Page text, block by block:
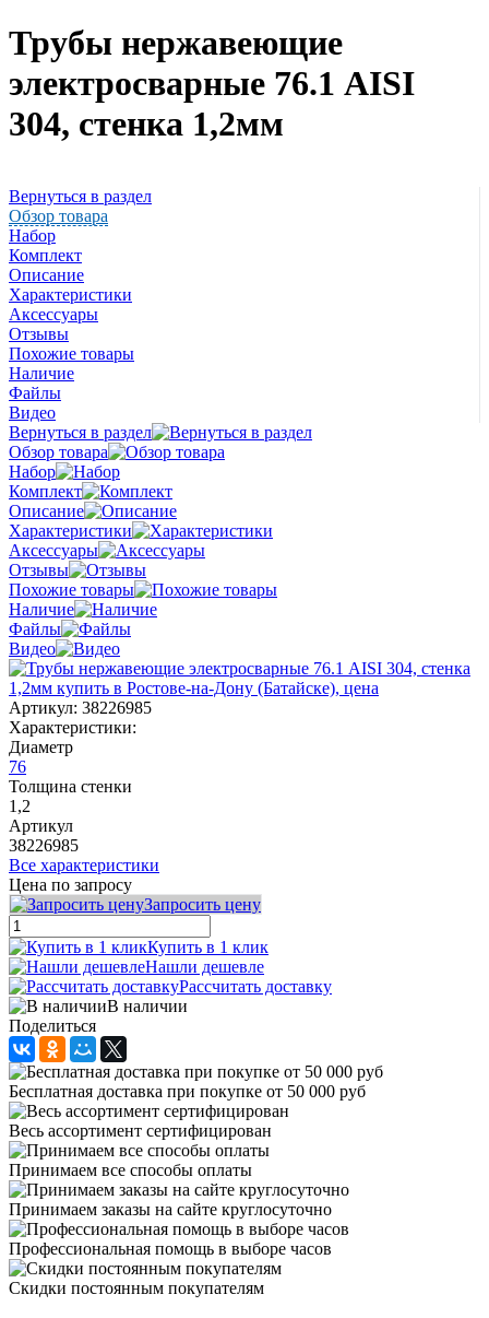
Трубы нержавеющие
электросварные 76.1 AISI
304, стенка 1,2мм
Вернуться в раздел
Обзор товара
Набор
Комплект
Описание
Характеристики
Аксессуары
Отзывы
Похожие товары
Наличие
Файлы
Видео
Вернуться в раздел
Обзор товара
Набор
Комплект
Описание
Характеристики
Аксессуары
Отзывы
Похожие товары
Наличие
Файлы
Видео
Артикул: 38226985
Характеристики:
Диаметр
76
Толщина стенки
1,2
Артикул
38226985
Все характеристики
Цена по запросу
Запросить цену
Купить в 1 клик
Нашли дешевле
Рассчитать доставку
В наличии
Поделиться
Бесплатная доставка при покупке от 50 000 руб
Весь ассортимент сертифицирован
Принимаем все способы оплаты
Принимаем заказы на сайте круглосуточно
Профессиональная помощь в выборе часов
Скидки постоянным покупателям